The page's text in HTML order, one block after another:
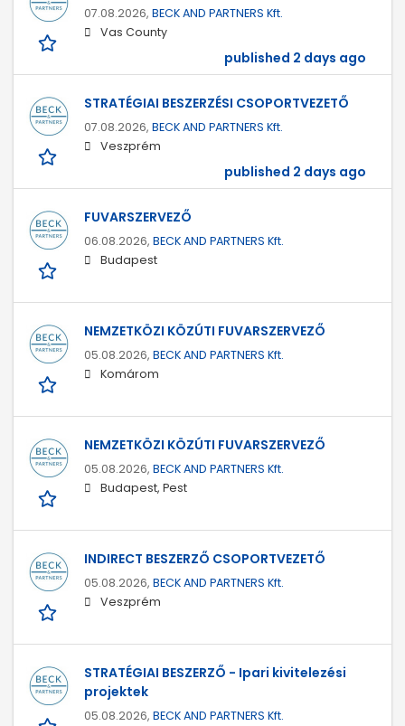
07.08.2026, BECK AND PARTNERS Kft.
Vas County
published 2 days ago
STRATÉGIAI BESZERZÉSI CSOPORTVEZETŐ
07.08.2026, BECK AND PARTNERS Kft.
Veszprém
published 2 days ago
FUVARSZERVEZŐ
06.08.2026, BECK AND PARTNERS Kft.
Budapest
NEMZETKÖZI KÖZÚTI FUVARSZERVEZŐ
05.08.2026, BECK AND PARTNERS Kft.
Komárom
NEMZETKÖZI KÖZÚTI FUVARSZERVEZŐ
05.08.2026, BECK AND PARTNERS Kft.
Budapest, Pest
INDIRECT BESZERZŐ CSOPORTVEZETŐ
05.08.2026, BECK AND PARTNERS Kft.
Veszprém
STRATÉGIAI BESZERZŐ - Ipari kivitelezési
projektek
05.08.2026, BECK AND PARTNERS Kft.